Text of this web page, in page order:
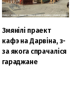
Змянілі праект
кафэ на Дарвіна, з-
за якога спрачаліся
гараджане